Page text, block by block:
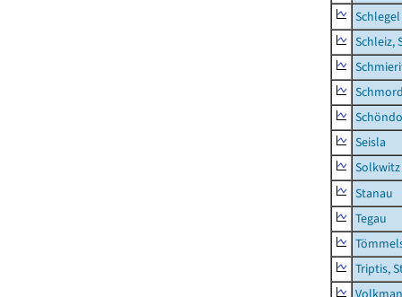
Schlegel
Schleiz,
Seisla
Solkwitz
Stanau
Tegau
Triptis,